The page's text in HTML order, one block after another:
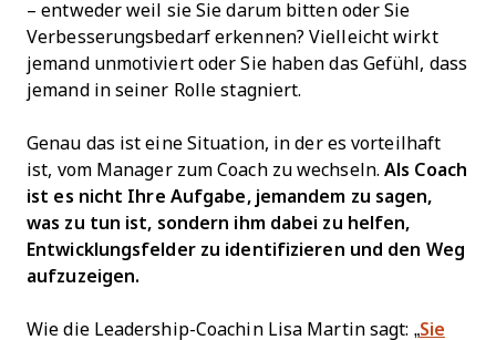
– entweder weil sie Sie darum bitten oder Sie
Verbesserungsbedarf erkennen? Vielleicht wirkt
jemand unmotiviert oder Sie haben das Gefühl, dass
jemand in seiner Rolle stagniert.
Genau das ist eine Situation, in der es vorteilhaft
ist, vom Manager zum Coach zu wechseln.Als Coach
ist es nicht Ihre Aufgabe, jemandem zu sagen,
was zu tun ist, sondern ihm dabei zu helfen,
Entwicklungsfelder zu identifizieren und den Weg
aufzuzeigen.
Wie die Leadership-Coachin Lisa Martin sagt: „Sie